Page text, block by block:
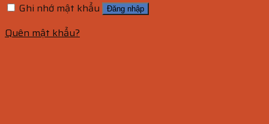
Ghi nhớ mật khẩu
Đăng nhập
Quên mật khẩu?